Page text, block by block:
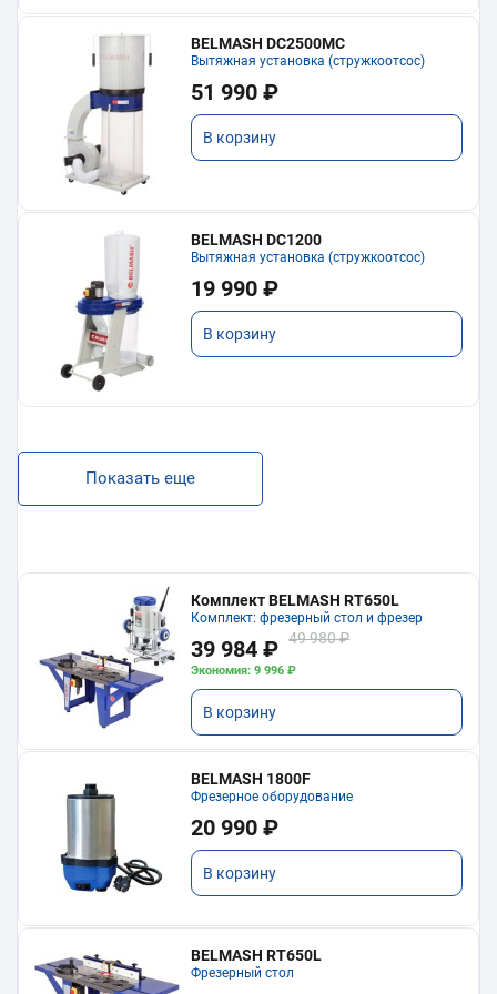
BELMASH DC2500MC
Вытяжная установка (стружкоотсос)
51 990 ₽
В корзину
BELMASH DC1200
Вытяжная установка (стружкоотсос)
19 990 ₽
В корзину
Показать еще
Комплект BELMASH RT650L
Комплект: фрезерный стол и фрезер
39 984 ₽ 49 980 ₽
Экономия: 9 996 ₽
В корзину
BELMASH 1800F
Фрезерное оборудование
20 990 ₽
В корзину
BELMASH RT650L
Фрезерный стол